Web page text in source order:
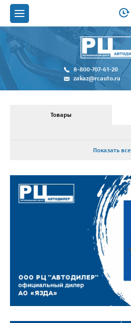
8-800-707-61-20
zakaz@rcauto.ru
Товары
Показать все